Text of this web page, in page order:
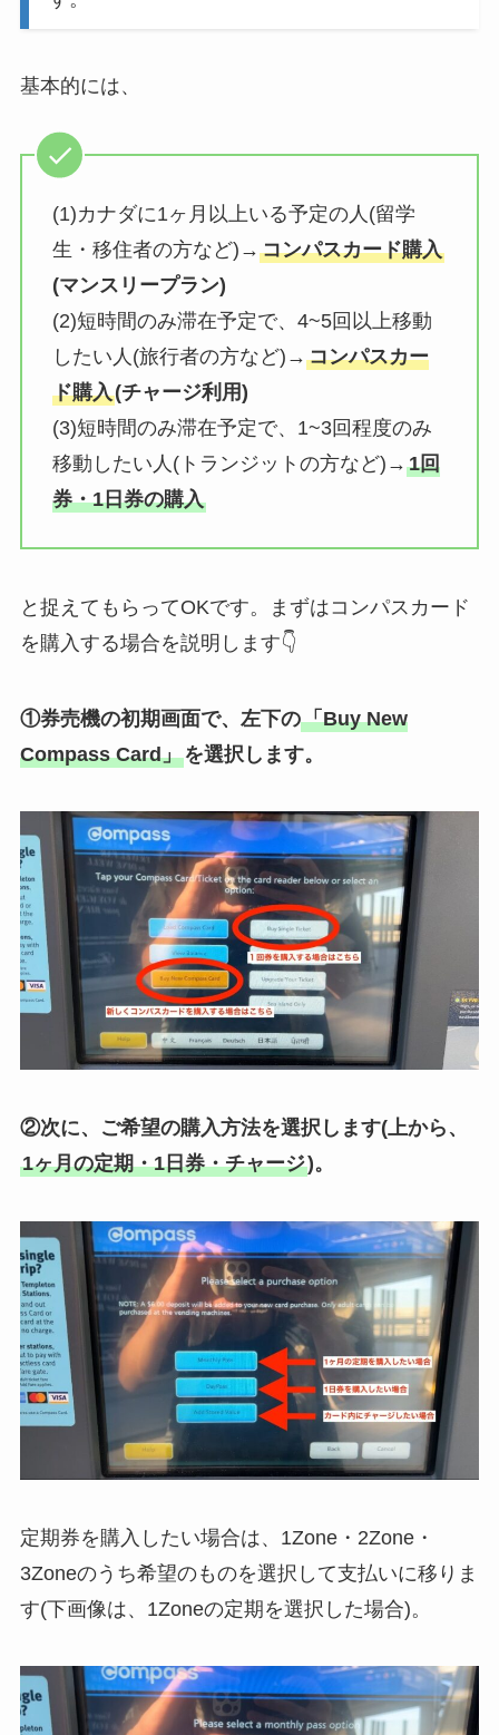
基本的には、
(1)カナダに1ヶ月以上いる予定の人(留学
生・移住者の方など)→ コンパスカード購入
(マンスリープラン)
(2)短時間のみ滞在予定で、4~5回以上移動
したい人(旅行者の方など)→ コンパスカー
ド購入(チャージ利用)
(3)短時間のみ滞在予定で、1~3回程度のみ
移動したい人(トランジットの方など)→ 1回
券・1日券の購入
と捉えてもらってOKです。まずはコンパスカード
を購入する場合を説明します👇
①券売機の初期画面で、左下の「Buy New
Compass Card」を選択します。
②次に、ご希望の購入方法を選択します(上から、
1ヶ月の定期・1日券・チャージ)。
定期券を購入したい場合は、1Zone・2Zone・
3Zoneのうち希望のものを選択して支払いに移りま
す(下画像は、1Zoneの定期を選択した場合)。